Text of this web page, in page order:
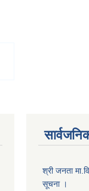
श्री जनता
सूचना ।